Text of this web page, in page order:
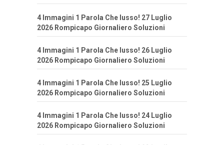
4 Immagini 1 Parola Che lusso! 27 Luglio
2026 Rompicapo Giornaliero Soluzioni
4 Immagini 1 Parola Che lusso! 26 Luglio
2026 Rompicapo Giornaliero Soluzioni
4 Immagini 1 Parola Che lusso! 25 Luglio
2026 Rompicapo Giornaliero Soluzioni
4 Immagini 1 Parola Che lusso! 24 Luglio
2026 Rompicapo Giornaliero Soluzioni